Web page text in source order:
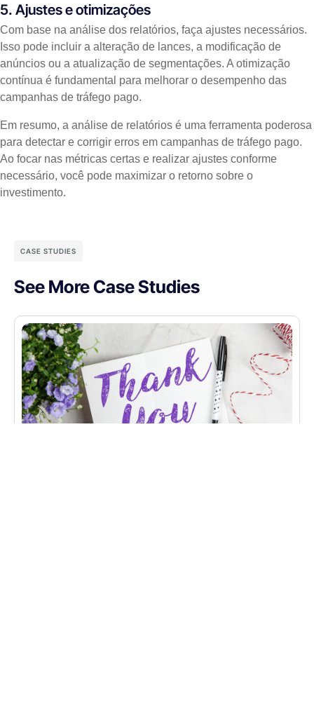
5. Ajustes e otimizações
Com base na análise dos relatórios, faça ajustes necessários.
Isso pode incluir a alteração de lances, a modificação de
anúncios ou a atualização de segmentações. A otimização
contínua é fundamental para melhorar o desempenho das
campanhas de tráfego pago.
Em resumo, a análise de relatórios é uma ferramenta poderosa
para detectar e corrigir erros em campanhas de tráfego pago.
Ao focar nas métricas certas e realizar ajustes conforme
necessário, você pode maximizar o retorno sobre o
investimento.
CASE STUDIES
See More Case Studies